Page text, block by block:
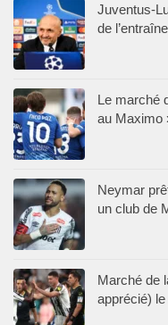
Juventus-
de
Le marché
au Maximo
Neymar
un club de
Marché de
apprécié)